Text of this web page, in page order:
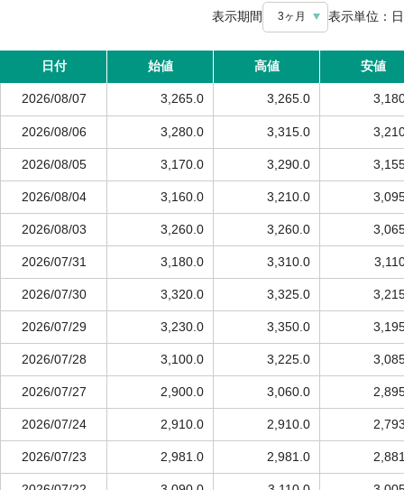
表示期間 3ヶ月 表示単位： 日
日付 始値 高値 安値
2026/08/07 3,265.0 3,265.0
2026/08/06 3,280.0 3,315.0
2026/08/05 3,170.0 3,290.0
2026/08/04 3,160.0 3,210.0
2026/08/03 3,260.0 3,260.0
2026/07/31 3,180.0 3,310.0
2026/07/30 3,320.0 3,325.0
2026/07/29 3,230.0 3,350.0
2026/07/28 3,100.0 3,225.0
2026/07/27 2,900.0 3,060.0
2026/07/24 2,910.0 2,910.0
2026/07/23 2,981.0 2,981.0